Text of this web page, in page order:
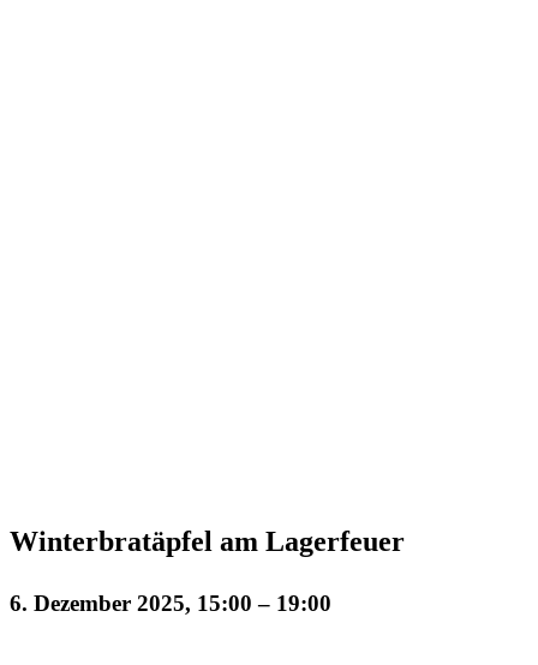
Winterbratäpfel am Lagerfeuer
6. Dezember 2025, 15:00 – 19:00